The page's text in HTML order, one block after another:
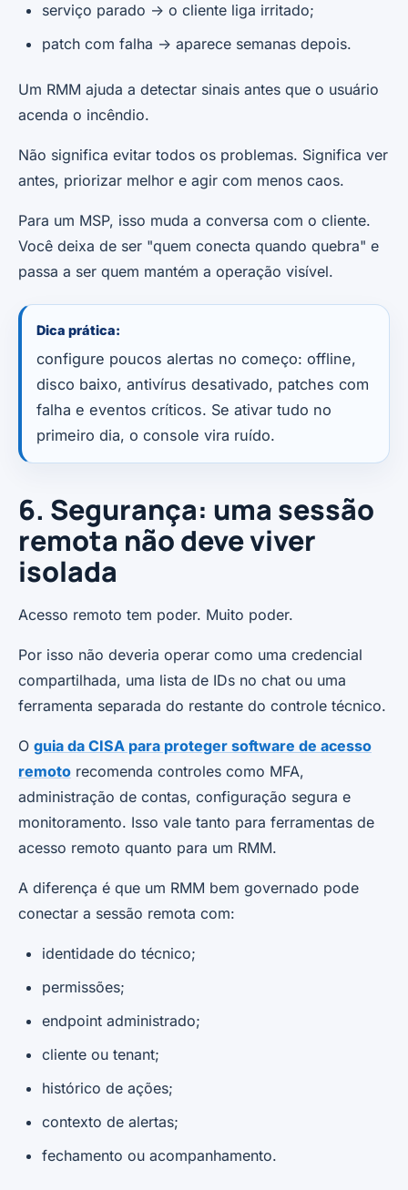
serviço parado -> o cliente liga irritado;
patch com falha -> aparece semanas depois.
Um RMM ajuda a detectar sinais antes que o usuário
acenda o incêndio.
Não significa evitar todos os problemas. Significa ver
antes, priorizar melhor e agir com menos caos.
Para um MSP, isso muda a conversa com o cliente.
Você deixa de ser "quem conecta quando quebra" e
passa a ser quem mantém a operação visível.
Dica prática:
configure poucos alertas no começo: offline,
disco baixo, antivírus desativado, patches com
falha e eventos críticos. Se ativar tudo no
primeiro dia, o console vira ruído.
6. Segurança: uma sessão
remota não deve viver
isolada
Acesso remoto tem poder. Muito poder.
Por isso não deveria operar como uma credencial
compartilhada, uma lista de IDs no chat ou uma
ferramenta separada do restante do controle técnico.
O guia da CISA para proteger software de acesso
remoto recomenda controles como MFA,
administração de contas, configuração segura e
monitoramento. Isso vale tanto para ferramentas de
acesso remoto quanto para um RMM.
A diferença é que um RMM bem governado pode
conectar a sessão remota com:
identidade do técnico;
permissões;
endpoint administrado;
cliente ou tenant;
histórico de ações;
contexto de alertas;
fechamento ou acompanhamento.